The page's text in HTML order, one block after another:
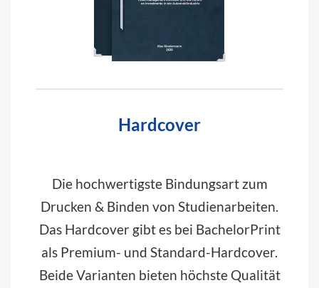
Hardcover
Die hochwertigste Bindungsart zum
Drucken & Binden von Studienarbeiten.
Das Hardcover gibt es bei BachelorPrint
als Premium- und Standard-Hardcover.
Beide Varianten bieten höchste Qualität